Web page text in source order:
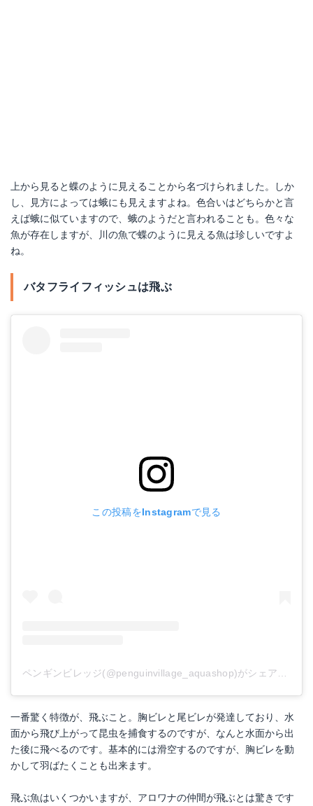
上から見ると蝶のように見えることから名づけられました。しか
し、見方によっては蛾にも見えますよね。色合いはどちらかと言
えば蛾に似ていますので、蛾のようだと言われることも。色々な
魚が存在しますが、川の魚で蝶のように見える魚は珍しいですよ
ね。
バタフライフィッシュは飛ぶ
この投稿をInstagramで見る
一番驚く特徴が、飛ぶこと。胸ビレと尾ビレが発達しており、水
面から飛び上がって昆虫を捕食するのですが、なんと水面から出
た後に飛べるのです。基本的には滑空するのですが、胸ビレを動
かして羽ばたくことも出来ます。
飛ぶ魚はいくつかいますが、アロワナの仲間が飛ぶとは驚きです